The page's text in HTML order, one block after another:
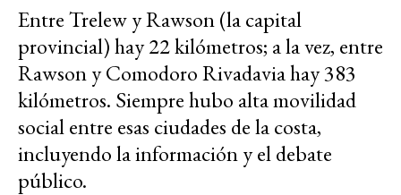
Entre Trelew y Rawson (la capital
provincial) hay 22 kilómetros; a la vez, entre
Rawson y Comodoro Rivadavia hay 383
kilómetros. Siempre hubo alta movilidad
social entre esas ciudades de la costa,
incluyendo la información y el debate
público.